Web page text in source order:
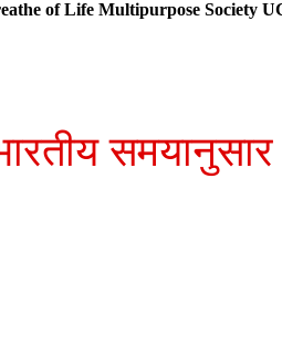
of Life Multipurpose Society